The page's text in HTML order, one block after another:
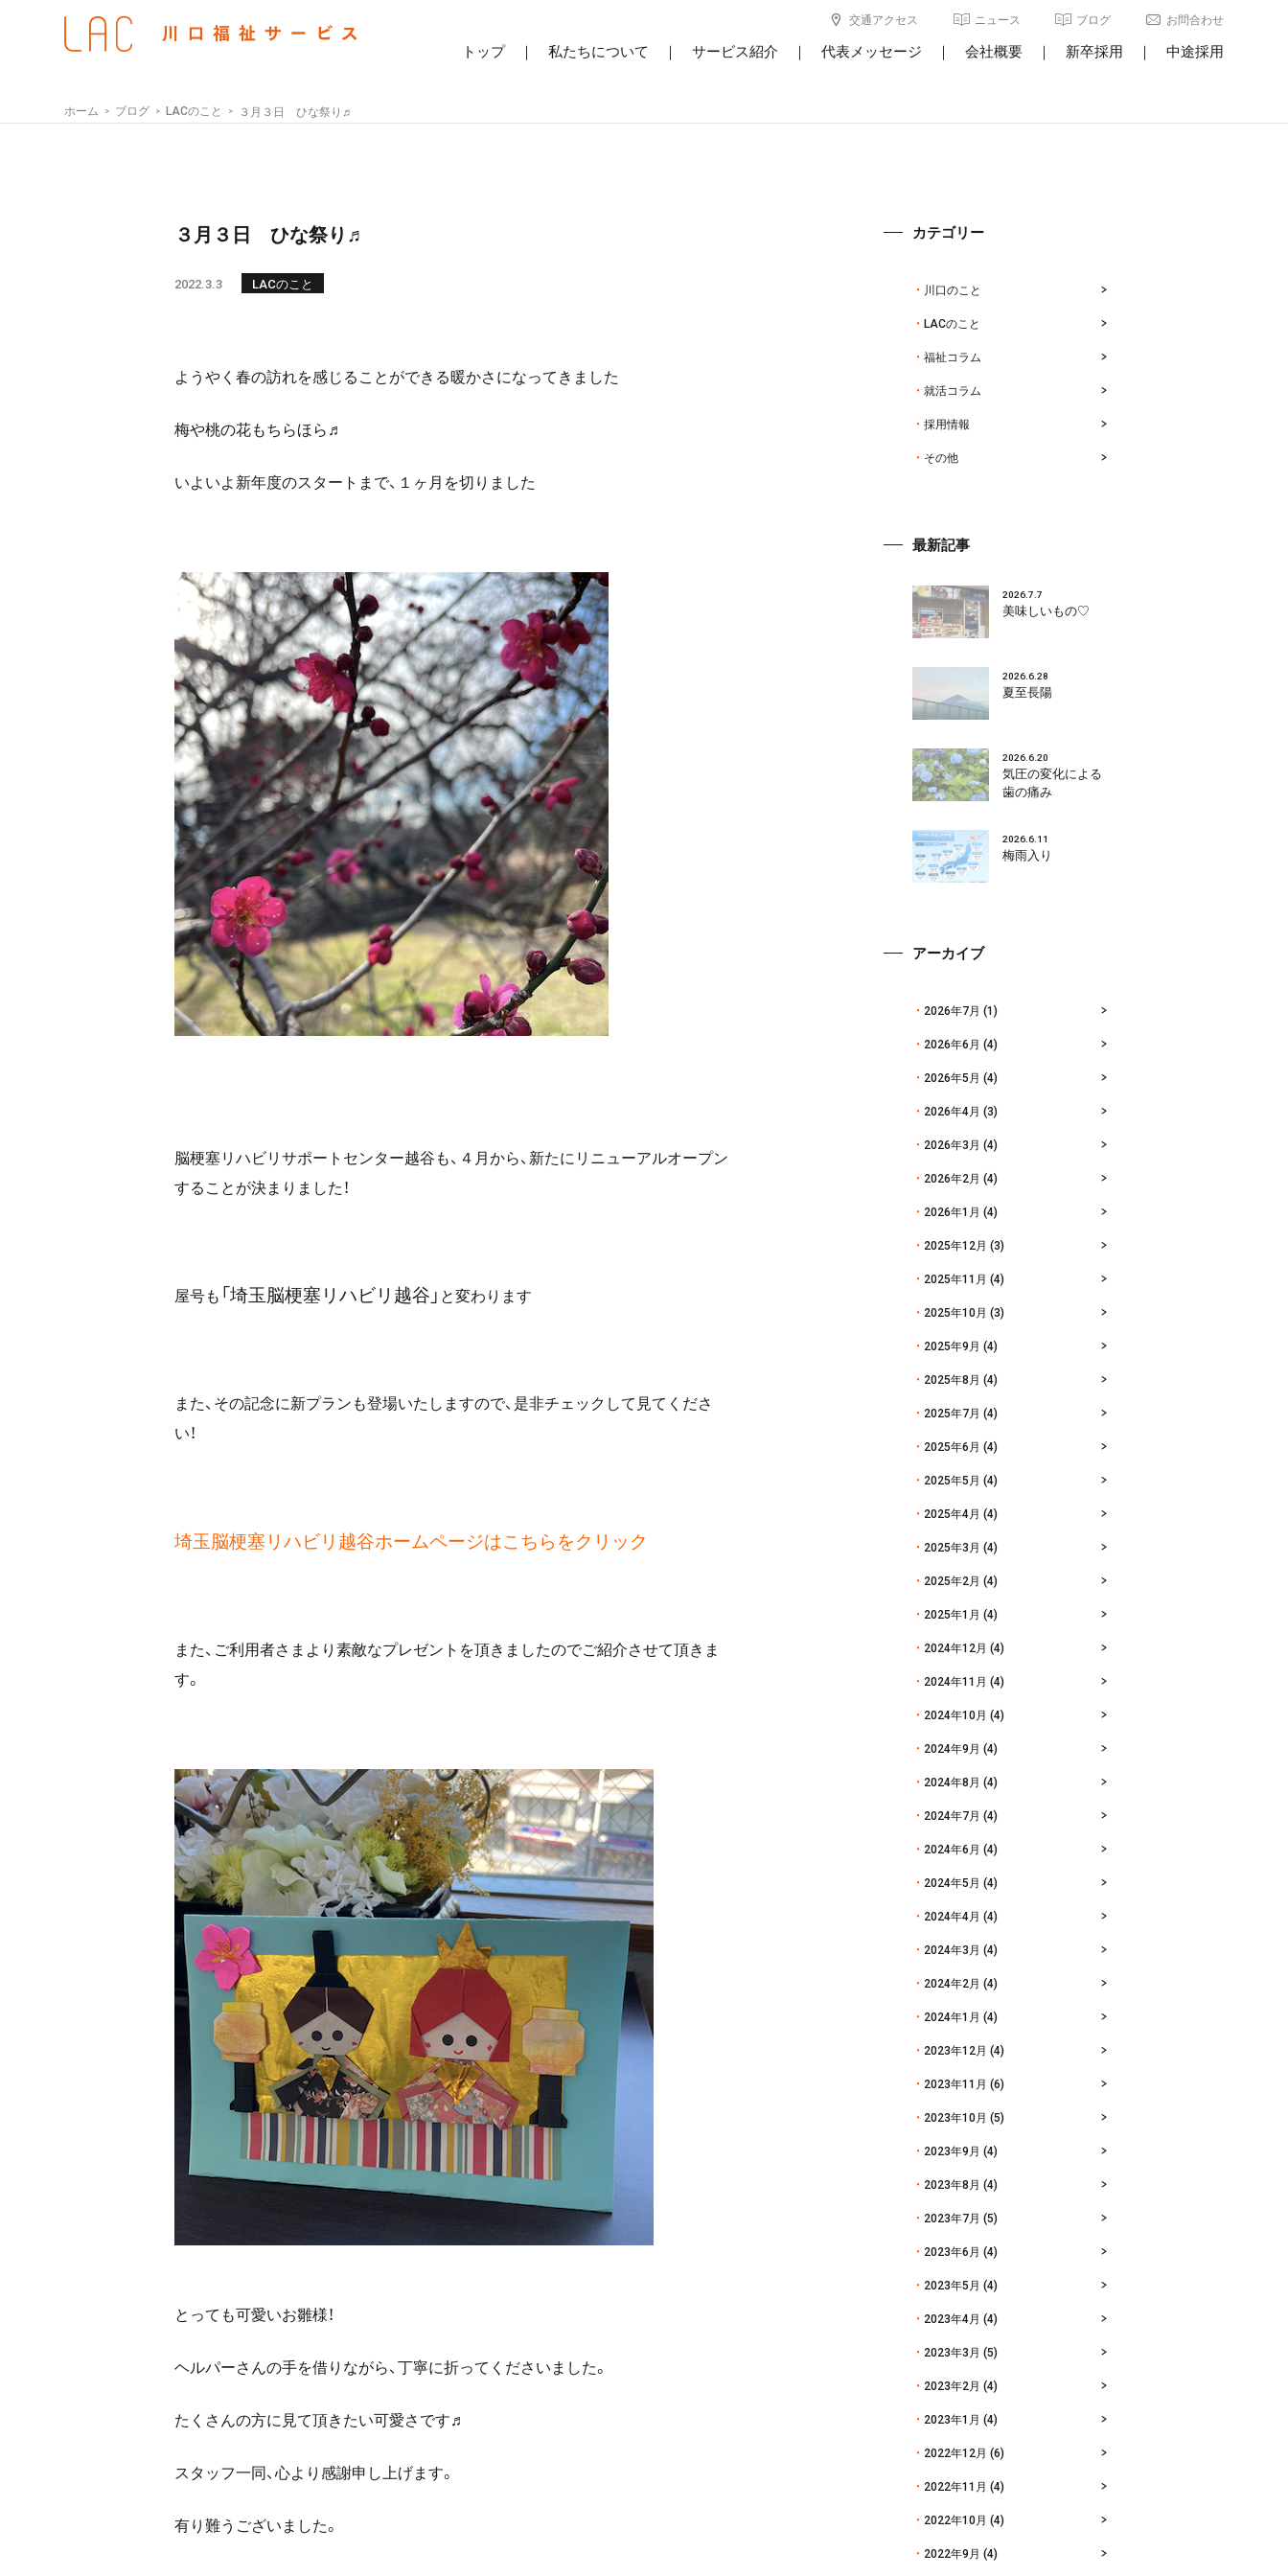
交通アクセス ニュース ブログ お問合わせ
トップ ｜ 私たちについて ｜ サービス紹介 ｜ 代表メッセージ ｜ 会社概要 ｜ 新卒採用 ｜ 中途採用
ホーム ブログ LACのこと ３月３日 ひな祭り♬
３月３日 ひな祭り♬
2022.3.3 LACのこと
ようやく春の訪れを感じることができる暖かさになってきました
梅や桃の花もちらほら♬
いよいよ新年度のスタートまで、１ヶ月を切りました
脳梗塞リハビリサポートセンター越谷も、４月から、新たにリニューアルオープン
することが決まりました！
屋号も 「埼玉脳梗塞リハビリ越谷」 と変わります
また、その記念に新プランも登場いたしますので、是非チェックして見てくださ
い！
埼玉脳梗塞リハビリ越谷ホームページはこちらをクリック
また、ご利用者さまより素敵なプレゼントを頂きましたのでご紹介させて頂きま
す。
とっても可愛いお雛様！
ヘルパーさんの手を借りながら、丁寧に折ってくださいました。
たくさんの方に見て頂きたい可愛さです♬
スタッフ一同、心より感謝申し上げます。
有り難うございました。
カテゴリー
川口のこと
LACのこと
福祉コラム
就活コラム
採用情報
その他
最新記事
2026.7.7
美味しいもの♡
2026.6.28
夏至長陽
2026.6.20
気圧の変化による
歯の痛み
2026.6.11
梅雨入り
アーカイブ
2026年7月 (1)
2026年6月 (4)
2026年5月 (4)
2026年4月 (3)
2026年3月 (4)
2026年2月 (4)
2026年1月 (4)
2025年12月 (3)
2025年11月 (4)
2025年10月 (3)
2025年9月 (4)
2025年8月 (4)
2025年7月 (4)
2025年6月 (4)
2025年5月 (4)
2025年4月 (4)
2025年3月 (4)
2025年2月 (4)
2025年1月 (4)
2024年12月 (4)
2024年11月 (4)
2024年10月 (4)
2024年9月 (4)
2024年8月 (4)
2024年7月 (4)
2024年6月 (4)
2024年5月 (4)
2024年4月 (4)
2024年3月 (4)
2024年2月 (4)
2024年1月 (4)
2023年12月 (4)
2023年11月 (6)
2023年10月 (5)
2023年9月 (4)
2023年8月 (4)
2023年7月 (5)
2023年6月 (4)
2023年5月 (4)
2023年4月 (4)
2023年3月 (5)
2023年2月 (4)
2023年1月 (4)
2022年12月 (6)
2022年11月 (4)
2022年10月 (4)
2022年9月 (4)